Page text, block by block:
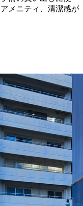
メニティ、清潔感が